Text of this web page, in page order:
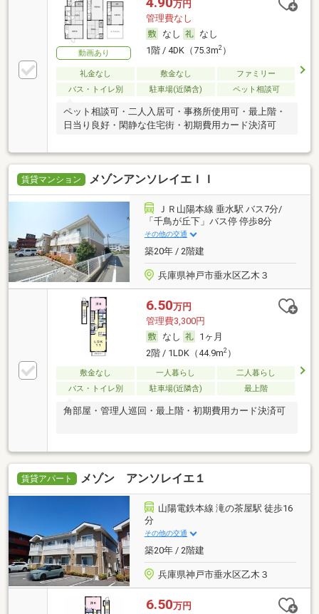
動画あり
万円
管理費なし
なし
なし
1階 / 4DK（75.3m2）
礼金なし 敷金なし
ファミリー
バス・トイレ別
駐車場(近隣含) ペット相談可
ペット相談可・二人入居可・事務所使用可・最上階・
日当り良好・閑静な住宅街・初期費用カード決済可
賃貸マンション メゾンアンソレイエＩＩ
ＪＲ山陽本線 垂水駅 バス7分/
「千鳥が丘下」バス停 停歩8分
その他の交通
築20年 / 2階建
兵庫県神戸市垂水区乙木３
6.50万円
管理費3,300円
なし
1ヶ月
2階 / 1LDK（44.9m2）
敷金なし 一人暮らし
二人暮らし
バス・トイレ別
駐車場(近隣含) 最上階
角部屋・管理人巡回・最上階・初期費用カード決済可
賃貸アパート メゾン アンソレイエ１
山陽電鉄本線 滝の茶屋駅 徒歩16
分
その他の交通
築20年 / 2階建
兵庫県神戸市垂水区乙木３
6.50万円